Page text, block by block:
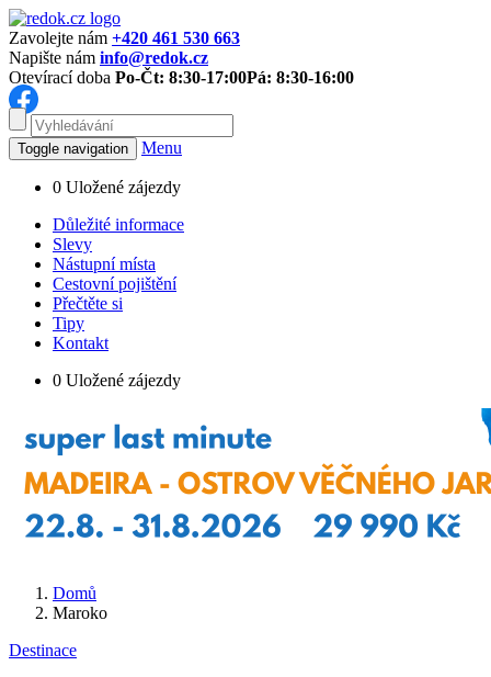
Zavolejte nám +420 461 530 663
Napište nám info@redok.cz
Otevírací doba Po-Čt: 8:30-17:00Pá: 8:30-16:00
Toggle navigation Menu
0 Uložené zájezdy
Důležité informace
Slevy
Nástupní místa
Cestovní pojištění
Přečtěte si
Tipy
Kontakt
0 Uložené zájezdy
Domů
Maroko
Destinace